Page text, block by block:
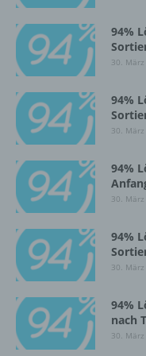
94%
30.
94%
30.
94%
30.
94%
30.
94%
nach
30.
Markierung
künftige
e) Profiling
Profiling ist
Verarbeitung
darin
werden, um
zu bewerten,
bezüglich
Lage,
natürlichen